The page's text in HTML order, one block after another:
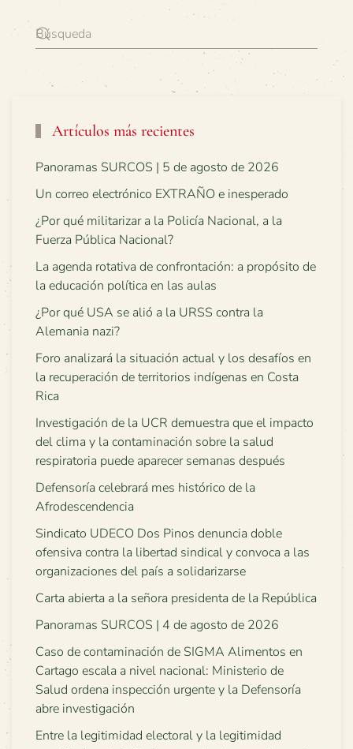
Artículos más recientes
Panoramas SURCOS | 5 de agosto de 2026
Un correo electrónico EXTRAÑO e inesperado
¿Por qué militarizar a la Policía Nacional, a la
Fuerza Pública Nacional?
La agenda rotativa de confrontación: a propósito de
la educación política en las aulas
¿Por qué USA se alió a la URSS contra la
Alemania nazi?
Foro analizará la situación actual y los desafíos en
la recuperación de territorios indígenas en Costa
Rica
Investigación de la UCR demuestra que el impacto
del clima y la contaminación sobre la salud
respiratoria puede aparecer semanas después
Defensoría celebrará mes histórico de la
Afrodescendencia
Sindicato UDECO Dos Pinos denuncia doble
ofensiva contra la libertad sindical y convoca a las
organizaciones del país a solidarizarse
Carta abierta a la señora presidenta de la República
Panoramas SURCOS | 4 de agosto de 2026
Caso de contaminación de SIGMA Alimentos en
Cartago escala a nivel nacional: Ministerio de
Salud ordena inspección urgente y la Defensoría
abre investigación
Entre la legitimidad electoral y la legitimidad